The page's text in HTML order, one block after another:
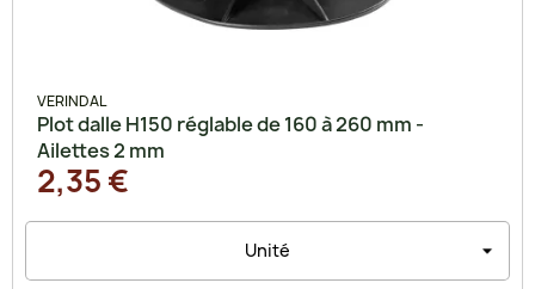
VERINDAL
Plot dalle H150 réglable de 160 à 260 mm -
Ailettes 2 mm
2,35 €